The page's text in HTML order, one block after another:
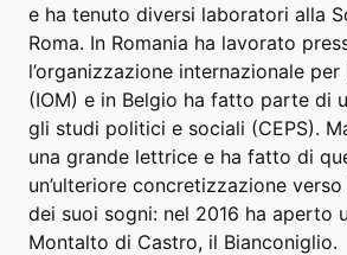
e ha tenuto diversi laboratori alla
Roma. In Romania ha lavorato
l’organizzazione internazionale
(IOM) e in Belgio ha fatto parte di
gli studi politici e sociali (CEPS).
una grande lettrice e ha fatto di
un’ulteriore concretizzazione
dei suoi sogni: nel 2016 ha aperto
Montalto di Castro, il Bianconiglio.